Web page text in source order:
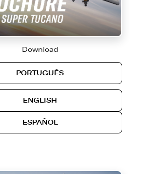
Download
PORTUGUÊS
ENGLISH
ESPAÑOL